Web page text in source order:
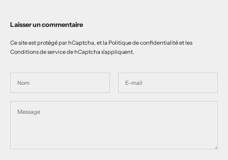
Laisser un commentaire
Ce site est protégé par hCaptcha, et la Politique de confidentialitéet les
Conditions de servicede hCaptcha s’appliquent.